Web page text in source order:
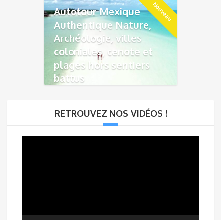
Nouveau
Autotour Mexique
Authentique Nature,
Archéologie, villes
coloniales, cenote et
plages hors sentiers
battus
RETROUVEZ NOS VIDÉOS !